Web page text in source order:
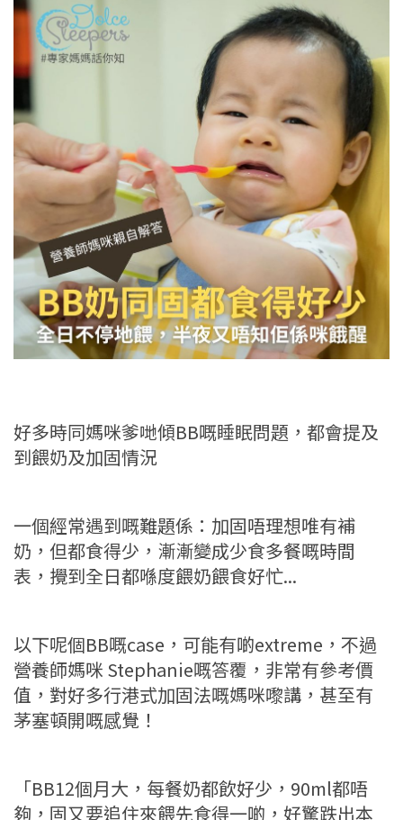
好多時同媽咪爹哋傾BB嘅睡眠問題，都會提及
到餵奶及加固情況
一個經常遇到嘅難題係：加固唔理想唯有補
奶，但都食得少，漸漸變成少食多餐嘅時間
表，攪到全日都喺度餵奶餵食好忙...
以下呢個BB嘅case，可能有啲extreme，不過
營養師媽咪 Stephanie嘅答覆，非常有參考價
值，對好多行港式加固法嘅媽咪嚟講，甚至有
茅塞頓開嘅感覺！
「BB12個月大，每餐奶都飲好少，90ml都唔
夠，固又要追住來餵先食得一啲，好驚跌出本